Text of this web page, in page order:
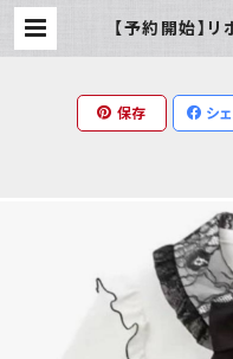
【予約開始】
保存 シ